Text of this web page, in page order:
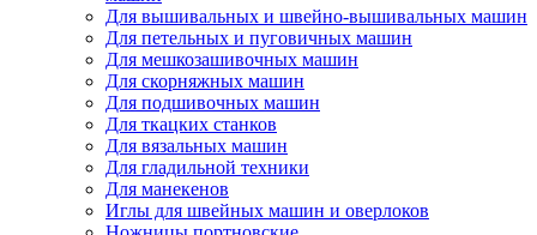
Для вышивальных и швейно-вышивальных машин
Для петельных и пуговичных машин
Для мешкозашивочных машин
Для скорняжных машин
Для подшивочных машин
Для ткацких станков
Для вязальных машин
Для гладильной техники
Для манекенов
Иглы для швейных машин и оверлоков